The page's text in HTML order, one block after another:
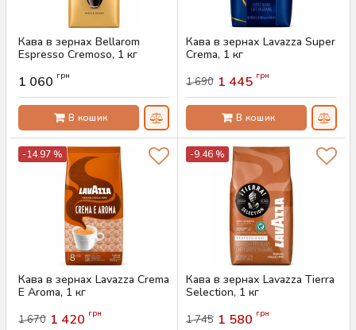
Кава в зернах Bellarom
Espresso Cremoso, 1 кг
1 060 грн
В кошик
Кава в зернах Lavazza Super
Crema, 1 кг
1 690 1 445 грн
В кошик
-14.97 %
Кава в зернах Lavazza Crema
E Aroma, 1 кг
1 670 1 420 грн
-9.46 %
Кава в зернах Lavazza Tierra
Selection, 1 кг
1 745 1 580 грн